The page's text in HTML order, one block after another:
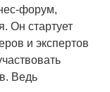
форум,
Он стартует
и экспертов
Ведь